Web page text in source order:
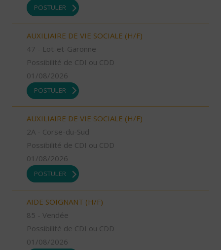
POSTULER
AUXILIAIRE DE VIE SOCIALE (H/F)
47 - Lot-et-Garonne
Possibilité de CDI ou CDD
01/08/2026
POSTULER
AUXILIAIRE DE VIE SOCIALE (H/F)
2A - Corse-du-Sud
Possibilité de CDI ou CDD
01/08/2026
POSTULER
AIDE SOIGNANT (H/F)
85 - Vendée
Possibilité de CDI ou CDD
01/08/2026